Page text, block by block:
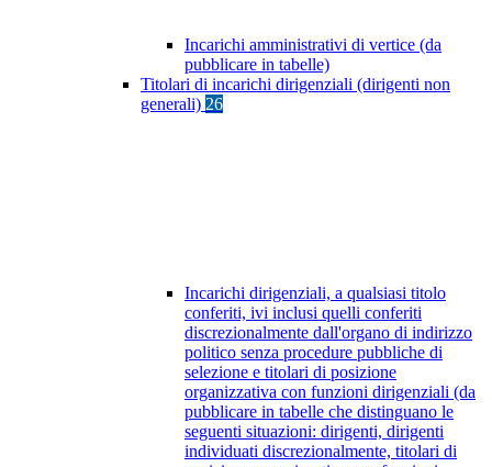
Incarichi amministrativi di vertice (da
pubblicare in tabelle)
Titolari di incarichi dirigenziali (dirigenti non
generali) 26
Incarichi dirigenziali, a qualsiasi titolo
conferiti, ivi inclusi quelli conferiti
discrezionalmente dall'organo di indirizzo
politico senza procedure pubbliche di
selezione e titolari di posizione
organizzativa con funzioni dirigenziali (da
pubblicare in tabelle che distinguano le
seguenti situazioni: dirigenti, dirigenti
individuati discrezionalmente, titolari di